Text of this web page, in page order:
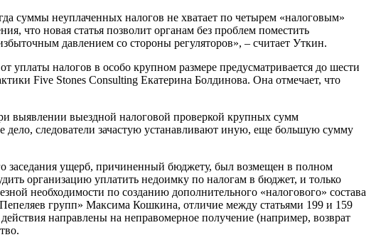
суммы неуплаченных налогов не хватает по четырем «налоговым»
что новая статья позволит органам без проблем поместить
давлением со стороны регуляторов», – считает Уткин.
уплаты налогов в особо крупном размере предусматривается до шести
Five Stones Consulting Екатерина Болдинова. Она отмечает, что
выявлении выездной налоговой проверкой крупных сумм
дело, следователи зачастую устанавливают иную, еще большую сумму
заседания ущерб, причиненный бюджету, был возмещен в полном
организацию уплатить недоимку по налогам в бюджет, и только
необходимости по созданию дополнительного «налогового» состава
групп» Максима Кошкина, отличие между статьями 199 и 159
направлены на неправомерное получение (например, возврат